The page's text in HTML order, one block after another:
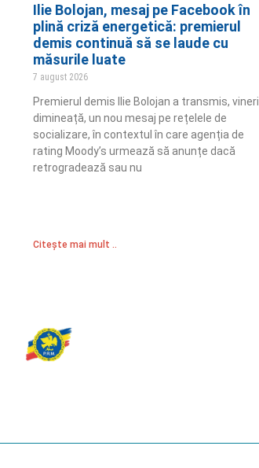
Ilie Bolojan, mesaj pe Facebook în
plină criză energetică: premierul
demis continuă să se laude cu
măsurile luate
7 august 2026
Premierul demis Ilie Bolojan a transmis, vineri
dimineață, un nou mesaj pe rețelele de
socializare, în contextul în care agenția de
rating Moody’s urmează să anunțe dacă
retrogradează sau nu
Citește mai mult ..